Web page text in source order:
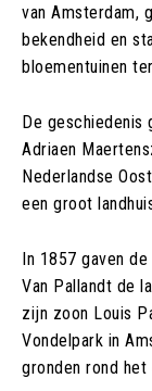
van Amsterdam,
bekendheid en
bloementuinen
De geschiedenis
Adriaen
Nederlandse
een groot
In 1857 gaven
Van Pallandt de
zijn zoon Louis
Vondelpark in
gronden rond